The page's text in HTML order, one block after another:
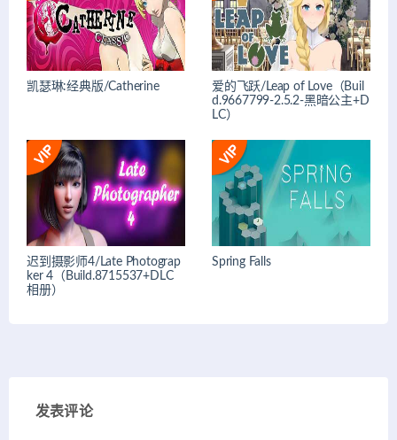
凯瑟琳:经典版/Catherine
爱的飞跃/Leap of Love（Buil
d.9667799-2.5.2-黑暗公主+D
LC）
迟到摄影师4/Late Photograp
ker 4（Build.8715537+DLC
相册）
Spring Falls
发表评论